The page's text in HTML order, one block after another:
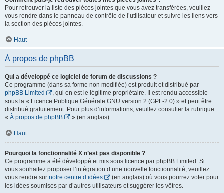
Pour retrouver la liste des pièces jointes que vous avez transférées, veuillez
vous rendre dans le panneau de contrôle de l’utilisateur et suivre les liens vers
la section des pièces jointes.
Haut
À propos de phpBB
Qui a développé ce logiciel de forum de discussions ?
Ce programme (dans sa forme non modifiée) est produit et distribué par
phpBB Limited
, qui en est le légitime propriétaire. Il est rendu accessible
sous la « Licence Publique Générale GNU version 2 (GPL-2.0) » et peut être
distribué gratuitement. Pour plus d’informations, veuillez consulter la rubrique
« À propos de phpBB » (en anglais).
Haut
Pourquoi la fonctionnalité X n’est pas disponible ?
Ce programme a été développé et mis sous licence par phpBB Limited. Si
vous souhaitez proposer l’intégration d’une nouvelle fonctionnalité, veuillez
vous rendre sur notre centre d’idées
(en anglais) où vous pourrez voter pour
les idées soumises par d’autres utilisateurs et suggérer les vôtres.